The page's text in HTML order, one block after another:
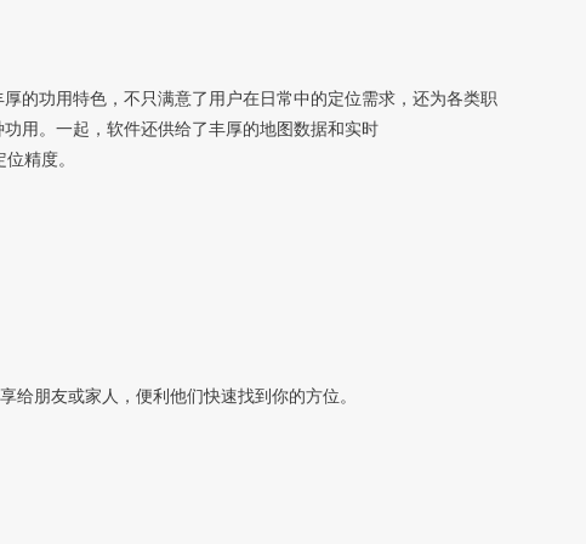
功用特色，不只满意了用户在日常中的定位需求，还为各类职
用。一起，软件还供给了丰厚的地图数据和实时
精度。
朋友或家人，便利他们快速找到你的方位。